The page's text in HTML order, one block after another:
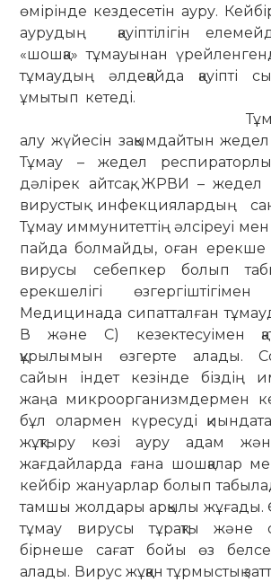
өмірінде кездесетін ауру.
аурудың қауіптілігін
«шошқа» тұмауынан
тұмаудың әлдеқайда қауіпті
ұмытып
Тұмау – бұл
алу жүйесін зақымдайтын жедел
Тұмау – жедел
дәлірек айтсақ, ЖРВИ – жедел
вирустық инфекциялардың
Тұмау иммунитеттің әлсіреуі
пайда болмайды, оған ерекше
вирусы себепкер болып
ерекшелігі
Медицинада сипатталған
В және С) кезектесуімен
құрылымын өзгерте алады.
сайын індет кезінде біздің
жаңа микроорганизмдермен
бұл олармен күресуді
жұқтыру көзі ауру адам
жағдайларда ғана шошқалар мен
кейбір жануарлар болып
тамшы жолдары арқылы жұғады.
тұмау вирусы тұрақты және
бірнеше сағат бойы өз
алады. Вирус жұққан тұрмыстық